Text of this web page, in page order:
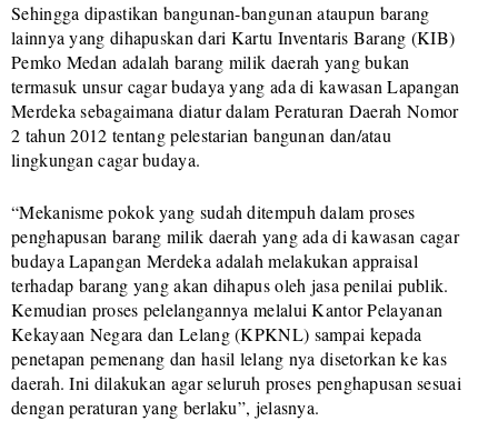
Sehingga dipastikan bangunan-bangunan ataupun barang
lainnya yang dihapuskan dari Kartu Inventaris Barang (KIB)
Pemko Medan adalah barang milik daerah yang bukan
termasuk unsur cagar budaya yang ada di kawasan Lapangan
Merdeka sebagaimana diatur dalam Peraturan Daerah Nomor
2 tahun 2012 tentang pelestarian bangunan dan/atau
lingkungan cagar budaya.
“Mekanisme pokok yang sudah ditempuh dalam proses
penghapusan barang milik daerah yang ada di kawasan cagar
budaya Lapangan Merdeka adalah melakukan appraisal
terhadap barang yang akan dihapus oleh jasa penilai publik.
Kemudian proses pelelangannya melalui Kantor Pelayanan
Kekayaan Negara dan Lelang (KPKNL) sampai kepada
penetapan pemenang dan hasil lelang nya disetorkan ke kas
daerah. Ini dilakukan agar seluruh proses penghapusan sesuai
dengan peraturan yang berlaku”, jelasnya.